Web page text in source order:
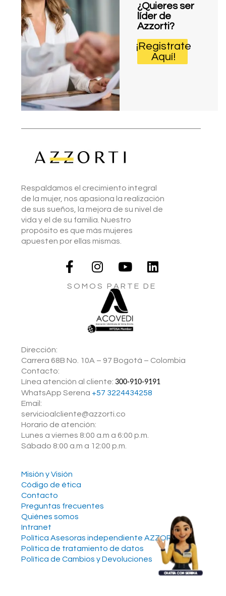
¿Quieres ser
líder de
Azzorti?
¡Registrate
Aquí!
Respaldamos el crecimiento integral
de la mujer, nos apasiona la realización
de sus sueños, la mejora de su nivel de
vida y el de su familia. Nuestro
propósito es que más mujeres
apuesten por ellas mismas.
S O M O S P A R T E D E
Dirección:
Carrera 68B No. 10A – 97 Bogotá – Colombia
Contacto:
Línea atención al cliente: 300-910-9191
WhatsApp Serena ‪ +57 3224434258
Email:
servicioalcliente@azzorti.co
Horario de atención:
Lunes a viernes 8:00 a.m a 6:00 p.m.
Sábado 8:00 a.m a 12:00 p.m.
Misión y Visión
Código de ética
Contacto
Preguntas frecuentes
Quiénes somos
Intranet
Política Asesoras independiente AZZORTI
Política de tratamiento de datos
Política de Cambios y Devoluciones